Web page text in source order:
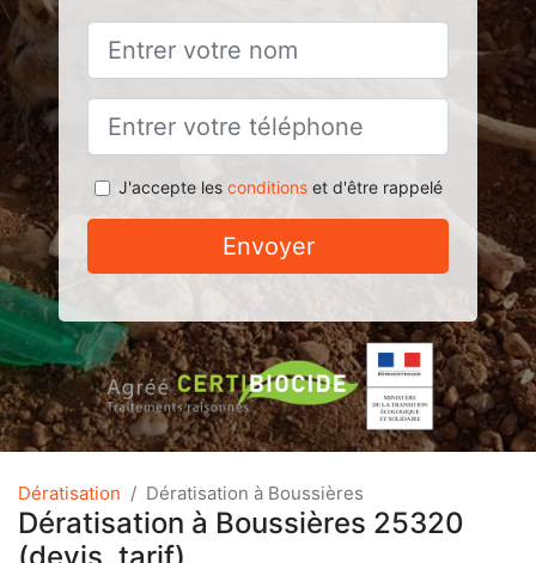
J'accepte les conditionset d'être rappelé
Envoyer
Dératisation Dératisation à Boussières
Dératisation à Boussières 25320